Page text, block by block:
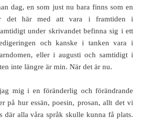
dag, en som just nu bara finns som en
det här med att vara i framtiden i
under skrivandet befinna sig i ett
och kanske i tanken vara i
eller i augusti och samtidigt i
inte längre är min. När det är nu.
mig i en föränderlig och förändrande
på hur essän, poesin, prosan, allt det vi
där alla våra språk skulle kunna få plats.